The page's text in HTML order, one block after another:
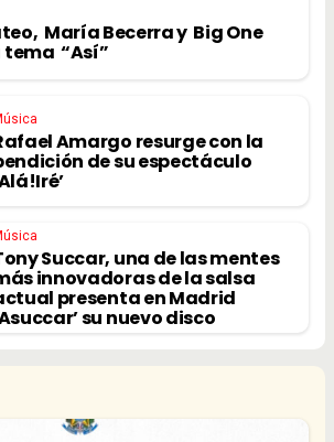
María Becerra y Big One
“Así”
Amargo resurge con la
de su espectáculo
Succar, una de las mentes
innovadoras de la salsa
presenta en Madrid
su nuevo disco